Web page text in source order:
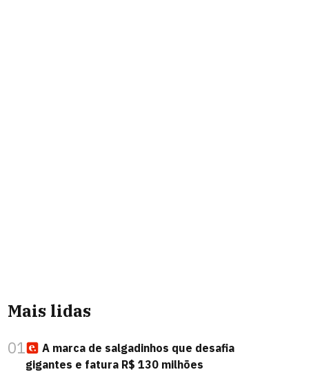
Mais lidas
01
A marca de salgadinhos que desafia
gigantes e fatura R$ 130 milhões